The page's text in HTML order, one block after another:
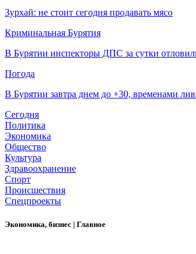
Зурхай: не стоит сегодня продавать мясо
Криминальная Бурятия
В Бурятии инспекторы ДПС за сутки
Погода
В Бурятии завтра днем до +30, временами
Сегодня
Политика
Экономика
Общество
Культура
Здравоохранение
Спорт
Происшествия
Спецпроекты
Экономика, бизнес | Главное